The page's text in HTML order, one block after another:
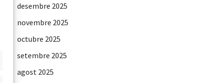
desembre 2025
novembre 2025
octubre 2025
setembre 2025
agost 2025